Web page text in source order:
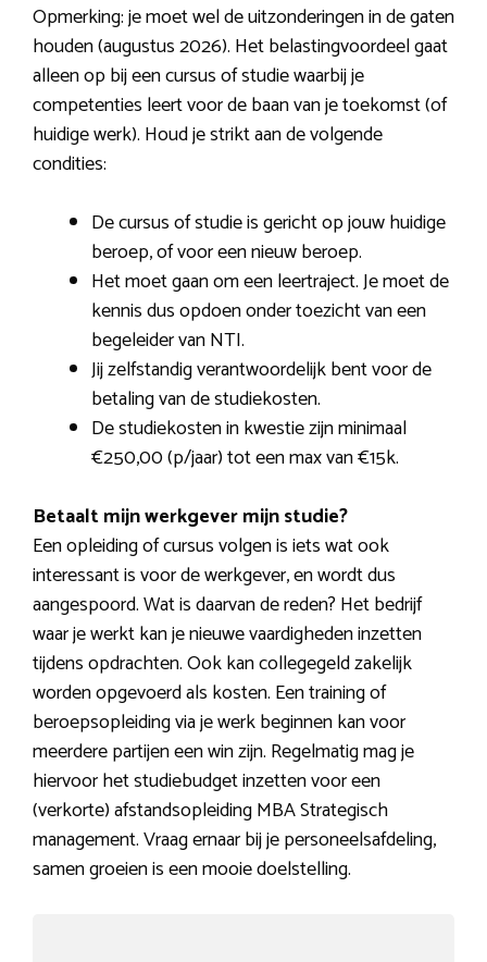
Opmerking: je moet wel de uitzonderingen in de gaten
houden (augustus 2026). Het belastingvoordeel gaat
alleen op bij een cursus of studie waarbij je
competenties leert voor de baan van je toekomst (of
huidige werk). Houd je strikt aan de volgende
condities:
De cursus of studie is gericht op jouw huidige
beroep, of voor een nieuw beroep.
Het moet gaan om een leertraject. Je moet de
kennis dus opdoen onder toezicht van een
begeleider van NTI.
Jij zelfstandig verantwoordelijk bent voor de
betaling van de studiekosten.
De studiekosten in kwestie zijn minimaal
€250,00 (p/jaar) tot een max van €15k.
Betaalt mijn werkgever mijn studie?
Een opleiding of cursus volgen is iets wat ook
interessant is voor de werkgever, en wordt dus
aangespoord. Wat is daarvan de reden? Het bedrijf
waar je werkt kan je nieuwe vaardigheden inzetten
tijdens opdrachten. Ook kan collegegeld zakelijk
worden opgevoerd als kosten. Een training of
beroepsopleiding via je werk beginnen kan voor
meerdere partijen een win zijn. Regelmatig mag je
hiervoor het studiebudget inzetten voor een
(verkorte) afstandsopleiding MBA Strategisch
management. Vraag ernaar bij je personeelsafdeling,
samen groeien is een mooie doelstelling.